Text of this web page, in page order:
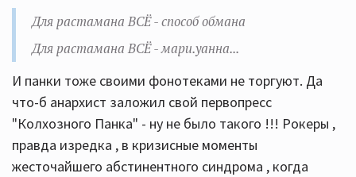
Для растамана ВСЁ - способ обмана
Для растамана ВСЁ - мари.уанна...
И панки тоже своими фонотеками не торгуют. Да
что-б анархист заложил свой первопресс
"Колхозного Панка" - ну не было такого !!! Рокеры ,
правда изредка , в кризисные моменты
жесточайшего абстинентного синдрома , когда